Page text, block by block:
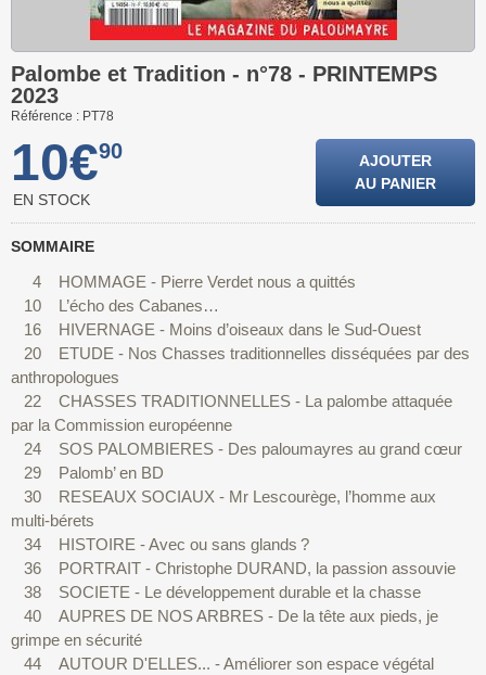
Palombe et Tradition - n°78 - PRINTEMPS
2023
Référence : PT78
10€90
EN STOCK
AJOUTER
AU PANIER
SOMMAIRE
4 HOMMAGE - Pierre Verdet nous a quittés
10 L’écho des Cabanes…
16 HIVERNAGE - Moins d’oiseaux dans le Sud-Ouest
20 ETUDE - Nos Chasses traditionnelles disséquées par des
anthropologues
22 CHASSES TRADITIONNELLES - La palombe attaquée
par la Commission européenne
24 SOS PALOMBIERES - Des paloumayres au grand cœur
29 Palomb’ en BD
30 RESEAUX SOCIAUX - Mr Lescourège, l’homme aux
multi-bérets
34 HISTOIRE - Avec ou sans glands ?
36 PORTRAIT - Christophe DURAND, la passion assouvie
38 SOCIETE - Le développement durable et la chasse
40 AUPRES DE NOS ARBRES - De la tête aux pieds, je
grimpe en sécurité
44 AUTOUR D'ELLES... - Améliorer son espace végétal